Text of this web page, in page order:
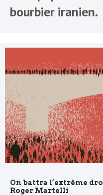
bourbier iranien.
On battra l’extrême
Roger Martelli